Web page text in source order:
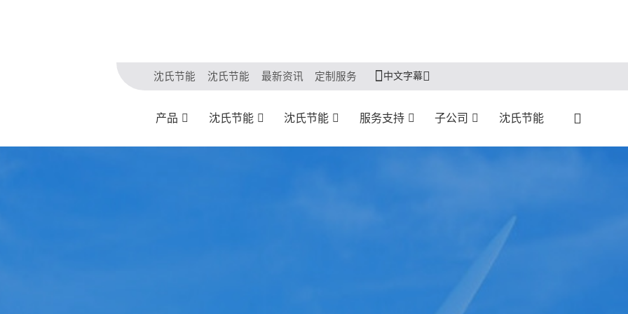
沈氏节能 沈氏节能 最新资讯 定制服务 中文字幕
产品 沈氏节能 沈氏节能 服务支持 子公司 沈氏节能